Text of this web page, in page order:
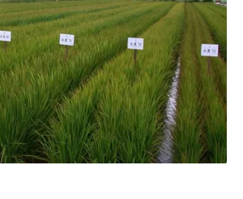
定，但若要進一步釐清，就現行制度
公糧難以追溯回確切生產的農田。農
製作一般產品，應無重金屬超標問
高達98.5%，但若要製作標準更嚴格
可與農糧署聯繫，可媒合更適合的生